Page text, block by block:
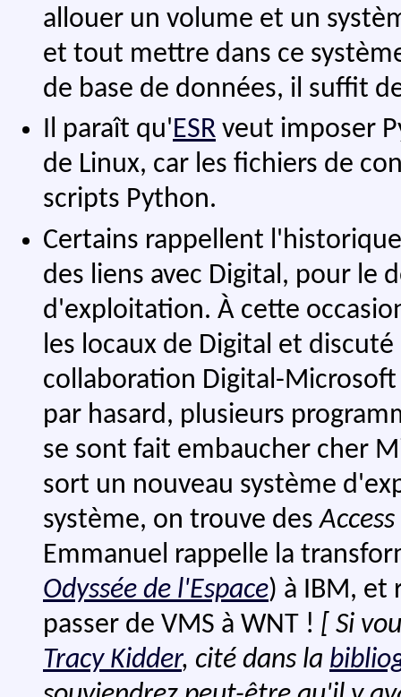
allouer un volume et un
et tout mettre dans ce
de base de données, il suffit
Il paraît qu'ESR veut imposer
de Linux, car les fichiers de
scripts Python.
Certains rappellent
des liens avec Digital, pour le
d'exploitation. À cette
les locaux de Digital et
collaboration Digital-
par hasard, plusieurs
se sont fait embaucher cher
sort un nouveau système
système, on trouve des
Emmanuel rappelle la
Odyssée de l'Espace) à IBM, et
passer de VMS à WNT ! [ Si
Tracy Kidder, cité dans la